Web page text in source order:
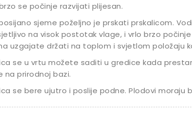
se počinje razvijati plijesan.
sjeme poželjno je prskati prskalicom.
na visok postotak vlage, i vrlo brzo
uzgajate držati na toplom i svjetlom položaju
se u vrtu možete saditi u gredice kada
na prirodnoj bazi.
se bere ujutro i poslije podne. Plodovi moraju